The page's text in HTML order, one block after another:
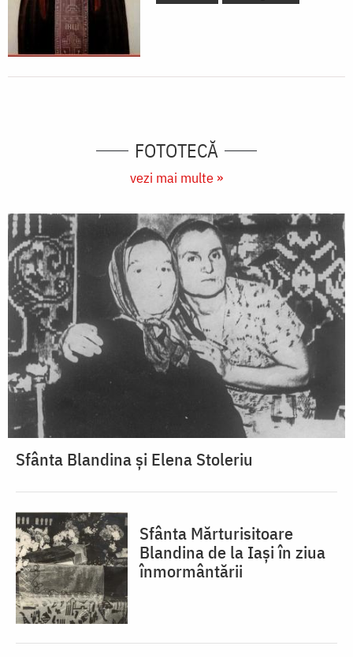
FOTOTECĂ
vezi mai multe »
Sfânta Blandina și Elena Stoleriu
Sfânta Mărturisitoare
Blandina de la Iași în ziua
înmormântării